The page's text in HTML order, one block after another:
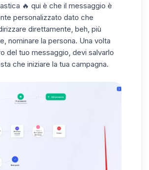
🔥 qui è che il messaggio è
personalizzato dato che
direttamente, beh, più
nominare la persona. Una volta
del tuo messaggio, devi salvarlo
che iniziare la tua campagna.